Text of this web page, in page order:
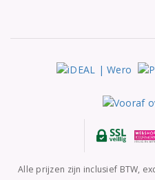
Alle prijzen zijn inclusief BTW,